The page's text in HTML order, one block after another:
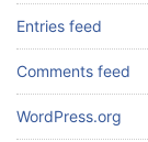
Entries feed
Comments feed
WordPress.org